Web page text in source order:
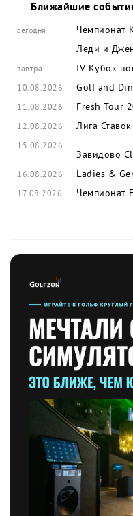
Ближайшие
сегодня
Чемпионат
Леди и
завтра IV Кубок
10.08.2026 Golf and
11.08.2026 Fresh Tour
12.08.2026 Лига
15.08.2026
Завидово
16.08.2026 Ladies &
17.08.2026 Чемпионат